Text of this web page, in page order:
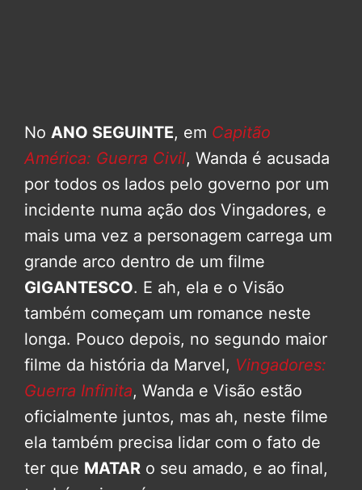
No ANO SEGUINTE, em Capitão
América: Guerra Civil, Wanda é acusada
por todos os lados pelo governo por um
incidente numa ação dos Vingadores, e
mais uma vez a personagem carrega um
grande arco dentro de um filme
GIGANTESCO. E ah, ela e o Visão
também começam um romance neste
longa. Pouco depois, no segundo maior
filme da história da Marvel, Vingadores:
Guerra Infinita, Wanda e Visão estão
oficialmente juntos, mas ah, neste filme
ela também precisa lidar com o fato de
ter que MATAR o seu amado, e ao final,